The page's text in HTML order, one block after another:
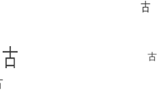
古
古
古